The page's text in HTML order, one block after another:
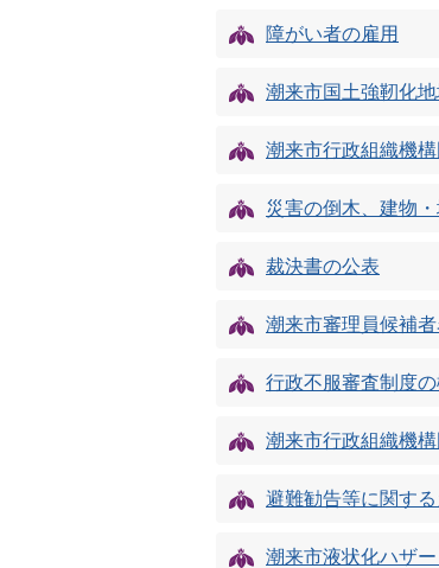
障がい者の雇用
潮来市国土強靭化
潮来市行政組織機構
災害の倒木、建物
裁決書の公表
潮来市審理員候補
行政不服審査制度
潮来市行政組織機構
避難勧告等に関す
潮来市液状化ハザ